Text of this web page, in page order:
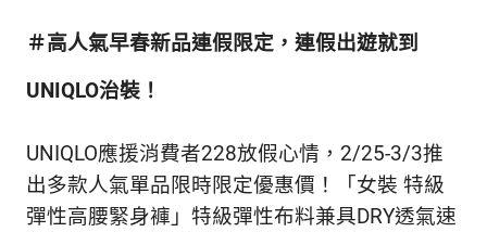
＃高人氣早春新品連假限定，連假出遊就到
UNIQLO治裝！
UNIQLO應援消費者228放假心情，2/25-3/3推
出多款人氣單品限時限定優惠價！「女裝 特級
彈性高腰緊身褲」特級彈性布料兼具DRY透氣速